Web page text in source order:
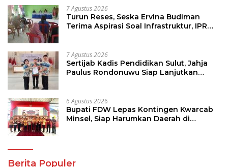
7 Agustus 2026
Turun Reses, Seska Ervina Budiman
Terima Aspirasi Soal Infrastruktur, IPR
7 Agustus 2026
Sertijab Kadis Pendidikan Sulut, Jahja
Paulus Rondonuwu Siap Lanjutkan
6 Agustus 2026
Bupati FDW Lepas Kontingen Kwarcab
Minsel, Siap Harumkan Daerah di
Berita Populer